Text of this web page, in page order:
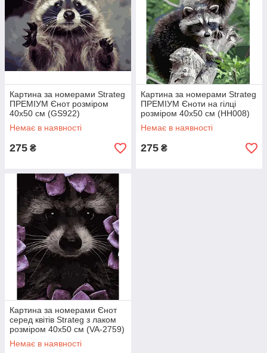
Картина за номерами Strateg
ПРЕМІУМ Єнот розміром
40х50 см (GS922)
Немає в наявності
275 ₴
Картина за номерами Strateg
ПРЕМІУМ Єноти на гілці
розміром 40х50 см (HH008)
Немає в наявності
275 ₴
Картина за номерами Єнот
серед квітів Strateg з лаком
розміром 40х50 см (VA-2759)
Немає в наявності